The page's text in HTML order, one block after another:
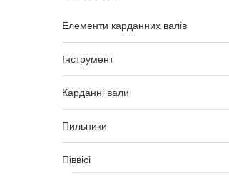
Елементи карданних валів
Інструмент
Карданні вали
Пильники
Піввісі